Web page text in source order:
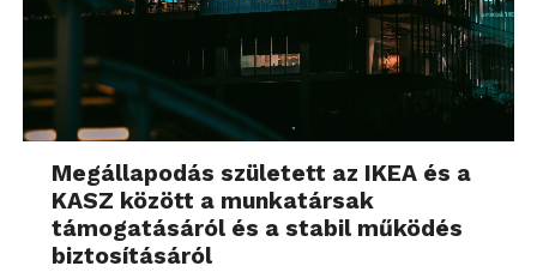
Megállapodás született az IKEA és a
KASZ között a munkatársak
támogatásáról és a stabil működés
biztosításáról